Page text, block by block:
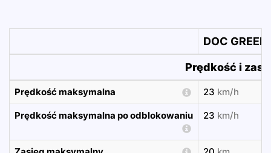
DOC GREEN
Prędkość i
Prędkość maksymalna 23 km/h
Prędkość maksymalna po odblokowaniu 23 km/h